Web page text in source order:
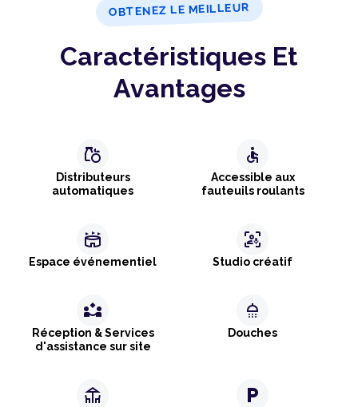
OBTENEZ LE MEILLEUR
Caractéristiques Et
Avantages
grocery
Distributeurs
automatiques
accessible
Accessible aux
fauteuils roulants
stadium
Espace événementiel
frame_person_mic
Studio créatif
partner_exchange
Réception & Services
d'assistance sur site
shower
Douches
deck local_parking